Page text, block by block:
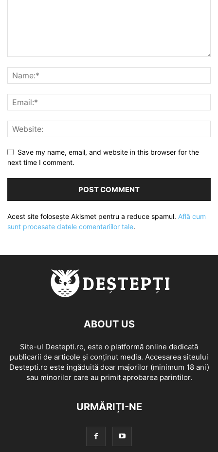
Save my name, email, and website in this browser for the
next time I comment.
Acest site folosește Akismet pentru a reduce spamul. Află cum
sunt procesate datele comentariilor tale.
ABOUT US
Site-ul Destepti.ro, este o platformă online dedicată
publicarii de articole și conținut media. Accesarea siteului
Destepti.ro este îngăduită doar majorilor (minimum 18 ani)
sau minorilor care au primit aprobarea parintilor.
URMĂRIȚI-NE